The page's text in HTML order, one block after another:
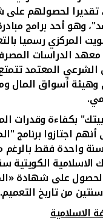
لحصولهم
وهو أحد برامج
المركزي رسميا
معهد الدراسات
المعتمد تتمتع
وهيئة أسواق المال
بكفاءة وقدرات
أنهم اجتازوا برنامج
واحدة فقط بالرغم
على شهادة
من تاريخ التعميم.
الاسلامية